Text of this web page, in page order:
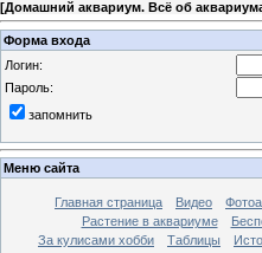
[Домашний аквариум. Всё об
Форма входа
Логин:
Пароль:
запомнить
Меню сайта
Главная страница Видео
Растение в аквариуме
За кулисами хобби
Таблицы